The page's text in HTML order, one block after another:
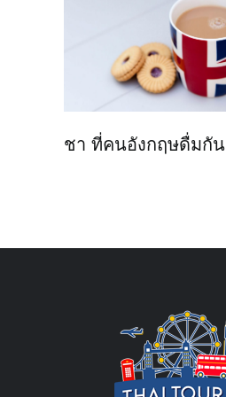
ชา ที่คนอังกฤษดื่มกัน